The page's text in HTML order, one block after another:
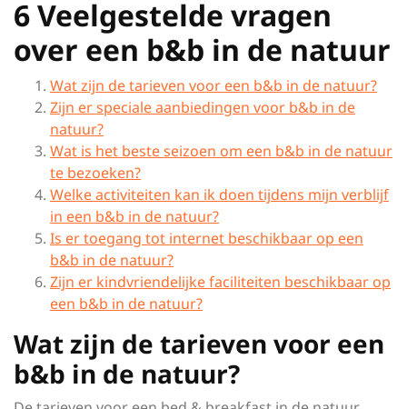
6 Veelgestelde vragen
over een b&b in de natuur
Wat zijn de tarieven voor een b&b in de natuur?
Zijn er speciale aanbiedingen voor b&b in de
natuur?
Wat is het beste seizoen om een b&b in de natuur
te bezoeken?
Welke activiteiten kan ik doen tijdens mijn verblijf
in een b&b in de natuur?
Is er toegang tot internet beschikbaar op een
b&b in de natuur?
Zijn er kindvriendelijke faciliteiten beschikbaar op
een b&b in de natuur?
Wat zijn de tarieven voor een
b&b in de natuur?